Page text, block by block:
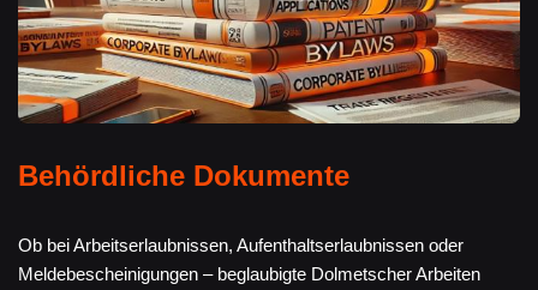
Behördliche Dokumente
Ob bei Arbeitserlaubnissen, Aufenthaltserlaubnissen oder
Meldebescheinigungen – beglaubigte Dolmetscher Arbeiten